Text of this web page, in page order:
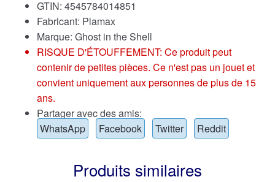
GTIN: 4545784014851
Fabricant: Plamax
Marque: Ghost in the Shell
RISQUE D'ÉTOUFFEMENT: Ce produit peut
contenir de petites pièces. Ce n'est pas un jouet et
convient uniquement aux personnes de plus de 15
ans.
Partager avec des amis:
WhatsApp
Facebook Twitter Reddit
Produits similaires